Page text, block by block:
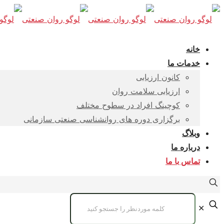
خانه
خدمات ما
کانون ارزیابی
ارزیابی سلامت روان
کوچینگ افراد در سطوح مختلف
برگزاری دوره های روانشناسی صنعتی سازمانی
وبلاگ
درباره ما
تماس با ما
✕